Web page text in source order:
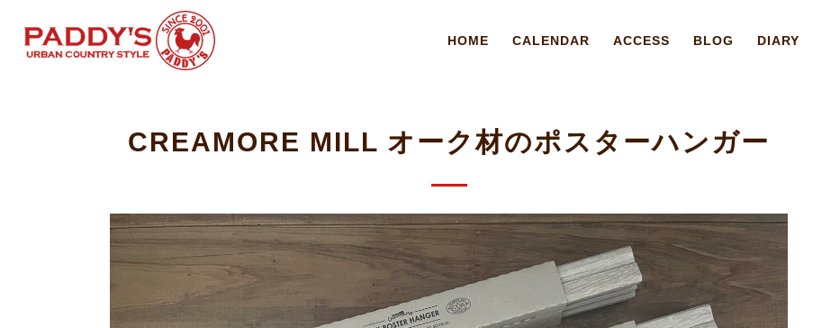
HOME CALENDAR ACCESS BLOG DIARY
CREAMORE MILL オーク材のポスターハンガー